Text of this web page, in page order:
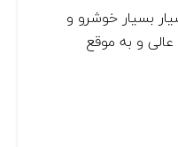
بسیار خوشرو و
و بە موقع